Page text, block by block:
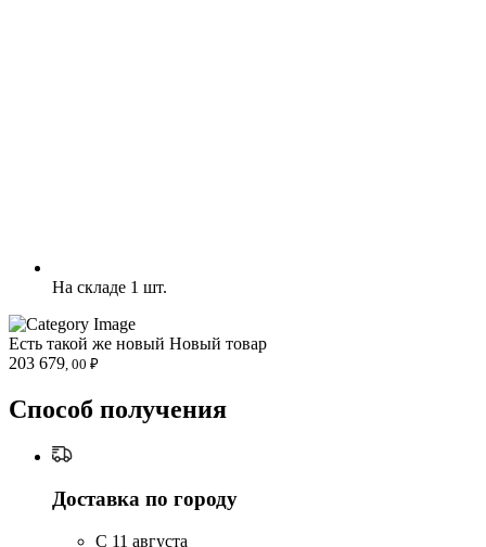
На складе 1 шт.
Есть такой же новый Новый товар
203 679, 00 ₽
Способ получения
Доставка по городу
C 11 августа